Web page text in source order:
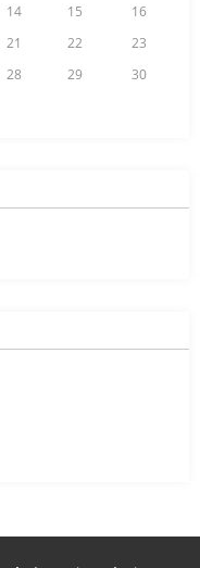
14 15
16
21 22
23
28 29
30